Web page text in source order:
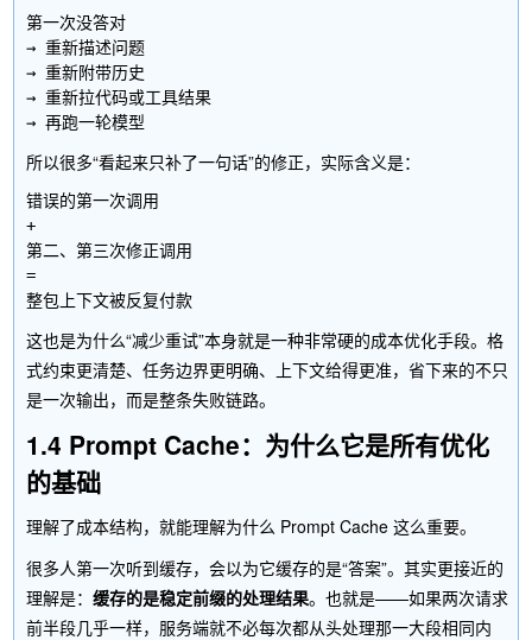
第一次没答对
→ 重新描述问题
→ 重新附带历史
→ 重新拉代码或工具结果
所以很多“看起来只补了一句话”的修正，实际含义是：
错误的第一次调用
+
第二、第三次修正调用
=
这也是为什么“减少重试”本身就是一种非常硬的成本优化手段。格
式约束更清楚、任务边界更明确、上下文给得更准，省下来的不只
是一次输出，而是整条失败链路。
1.4 Prompt Cache：为什么它是所有优化
的基础
理解了成本结构，就能理解为什么 Prompt Cache 这么重要。
很多人第一次听到缓存，会以为它缓存的是“答案”。其实更接近的
理解是：缓存的是稳定前缀的处理结果。也就是——如果两次请求
前半段几乎一样，服务端就不必每次都从头处理那一大段相同内